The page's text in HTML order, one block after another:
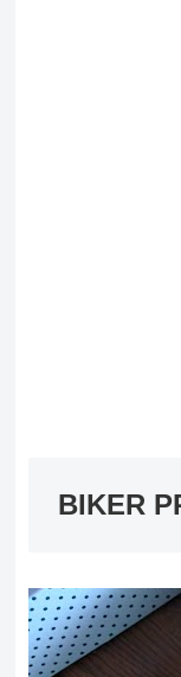
BIKER